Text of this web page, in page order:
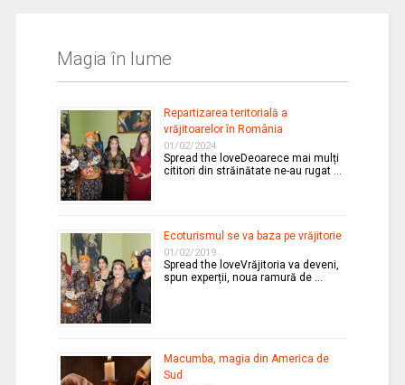
Magia în lume
Repartizarea teritorială a
vrăjitoarelor în România
01/02/2024
Spread the loveDeoarece mai mulți
cititori din străinătate ne-au rugat …
Ecoturismul se va baza pe vrăjitorie
01/02/2019
Spread the loveVrăjitoria va deveni,
spun experții, noua ramură de …
Macumba, magia din America de
Sud